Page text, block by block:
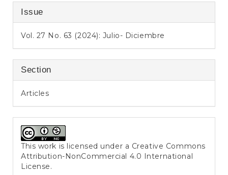
Issue
Vol. 27 No. 63 (2024): Julio- Diciembre
Section
Articles
This work is licensed under a Creative Commons
Attribution-NonCommercial 4.0 International
License.